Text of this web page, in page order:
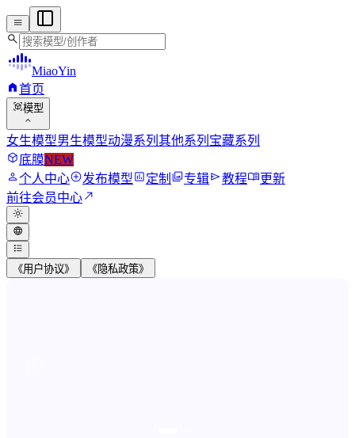
menu
search
MiaoYin
home首页
view_in_ar模型
expand_more
女生模型男生模型动漫系列 其他系列 宝藏系列
deployed_code底膜NEW
person个人中心add_circle发布模型assessment定制 photo_library专辑send教程menu_book更新
前往会员中心north_east
light_mode
language
format_list_bulleted
《用户协议》 《隐私政策》